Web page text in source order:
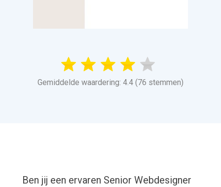
Gemiddelde waardering: 4.4 (76 stemmen)
Ben jij een ervaren Senior Webdesigner